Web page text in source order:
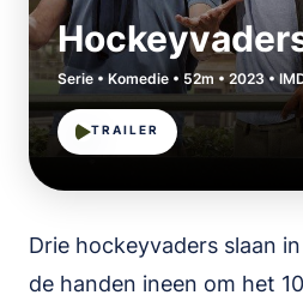
Serie • Komedie • 52m • 2023 •
TRAILER
Drie hockeyvaders slaan
de handen ineen om het